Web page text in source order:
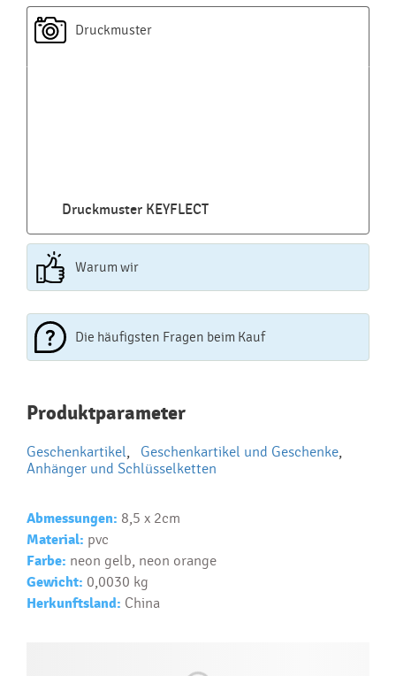
Druckmuster
Druckmuster KEYFLECT
Warum wir
Die häufigsten Fragen beim Kauf
Najčastejšie otázky pri nákupe
reklamných predmetov
Ako realizujete potlač na reklamné premedy?
Text...
Produktparameter
Geschenkartikel, Geschenkartikel und Geschenke,
Anhänger und Schlüsselketten
Abmessungen: 8,5 x 2cm
Material: pvc
Farbe: neon gelb, neon orange
Gewicht: 0,0030 kg
Herkunftsland: China